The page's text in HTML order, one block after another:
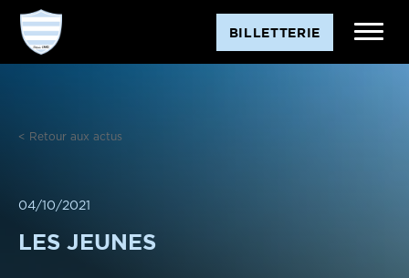
Aller
contenu
BILLETTERIE
< Retour aux actus
04/10/2021
LES JEUNES